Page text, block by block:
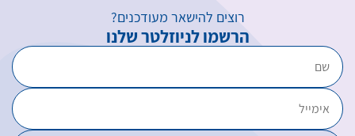
רוצים להישאר מעודכנים?
הרשמו לניוזלטר שלנו